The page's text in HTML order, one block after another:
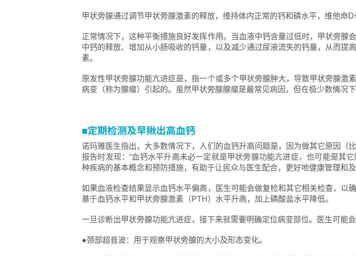
甲状旁腺通过调节甲状旁腺激素的释放，维持体内正常的钙和磷水平，维他命D
正常情况下，这种平衡措施良好发挥作用。当血液中钙含量过低时，甲状旁腺
中钙的释放、增加从小肠吸收的钙量，以及减少通过尿液流失的钙量，从而提
素。
原发性甲状旁腺功能亢进症是，指一个或多个甲状旁腺肿大，导致甲状旁腺激
病变（称为腺瘤）引起的。虽然甲状旁腺腺瘤是最常见病因，但在极少数情况
■定期检测及早揪出高血钙
诺玛雅医生指出，大多数情况下，人们的血钙升高问题是，因为做其它原因（
报告时发现：“血钙水平升高未必一定就是甲状旁腺功能亢进症，也可能是其
种疾病的基本概念和预防措施，有助于让民众与医生配合，更好地健康管理和
如果血液检查结果显示血钙水平偏高，医生可能会做复检和其它相关检查，以
基于血钙水平和甲状旁腺激素（PTH）水平升高，加上磷酸盐水平降低。
一旦诊断出甲状旁腺功能亢进症，接下来就需要明确定位病变部位。医生可能
●颈部超音波：用于观察甲状旁腺的大小及形态变化。